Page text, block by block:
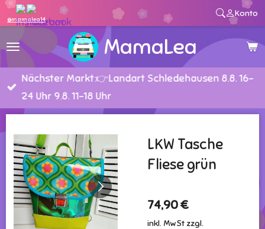
@mamalea14
Konto
Zum
Hauptinhalt
springen
MamaLea
Nächster Markt:👉Landart Schledehausen 8.8. 16-
24 Uhr 9.8. 11-18 Uhr
LKW Tasche
Fliese grün
74,90 €
inkl. MwSt zzgl.